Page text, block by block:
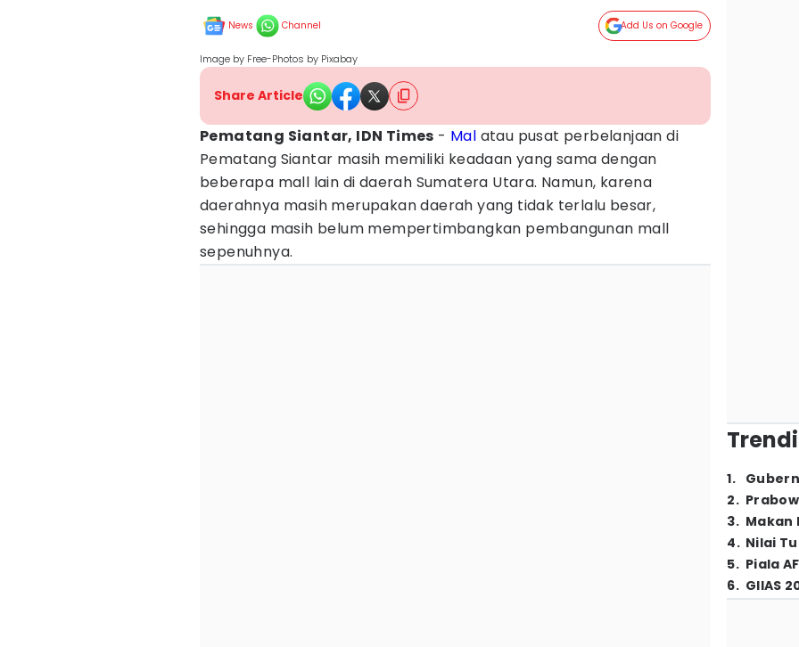
News Channel Add Us on Google
Image by Free-Photos by Pixabay
Share Article
Pematang Siantar, IDN Times - Mal atau pusat perbelanjaan di
Pematang Siantar masih memiliki keadaan yang sama dengan
beberapa mall lain di daerah Sumatera Utara. Namun, karena
daerahnya masih merupakan daerah yang tidak terlalu besar,
sehingga masih belum mempertimbangkan pembangunan mall
sepenuhnya.
1.
2.
3. Makan
4. Nilai
5. Piala
6. GIIAS